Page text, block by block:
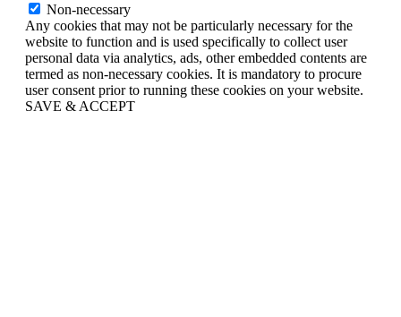
Non-necessary
Any cookies that may not be particularly necessary for the
website to function and is used specifically to collect user
personal data via analytics, ads, other embedded contents are
termed as non-necessary cookies. It is mandatory to procure
user consent prior to running these cookies on your website.
SAVE & ACCEPT